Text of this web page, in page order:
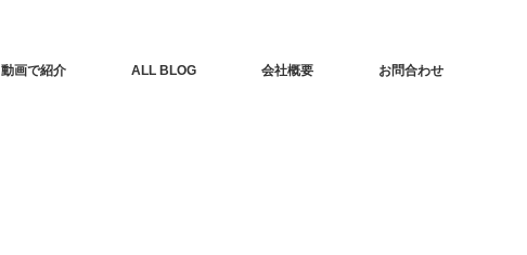
動画で紹介 ALL BLOG 会社概要 お問合わせ